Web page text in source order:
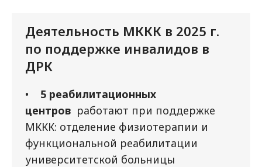
Деятельность МККК в 2025 г.
по поддержке инвалидов в
ДРК
•
5 реабилитационных
центров работают при поддержке
МККК: отделение физиотерапии и
функциональной реабилитации
университетской больницы